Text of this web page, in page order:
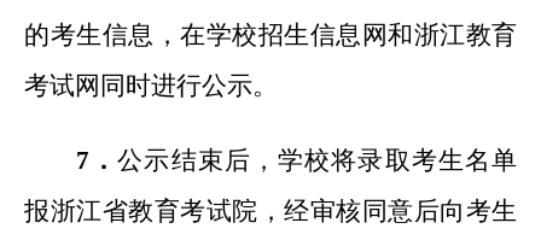
的考生信息，在学校招生信息网和浙江教育
考试网同时进行公示。
7 ．公示结束后，学校将录取考生名单
报浙江省教育考试院，经审核同意后向考生